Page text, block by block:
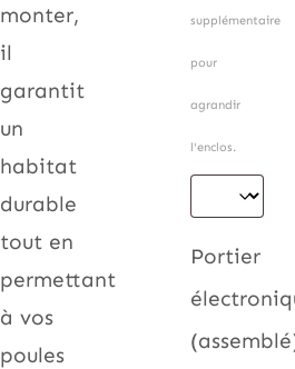
monter,
il
garantit
un
habitat
durable
tout en
permettant
à vos
poules
supplémentaire
pour
agrandir
l'enclos.
Portier